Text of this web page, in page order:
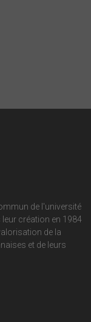
de l'université
création en 1984
de la
et de leurs